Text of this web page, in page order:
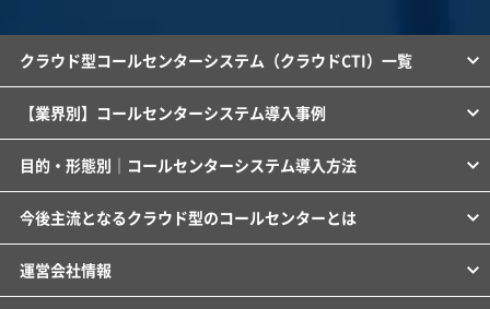
クラウド型コールセンターシステム（クラウドCTI）一覧
【業界別】コールセンターシステム導入事例
目的・形態別｜コールセンターシステム導入方法
今後主流となるクラウド型のコールセンターとは
運営会社情報